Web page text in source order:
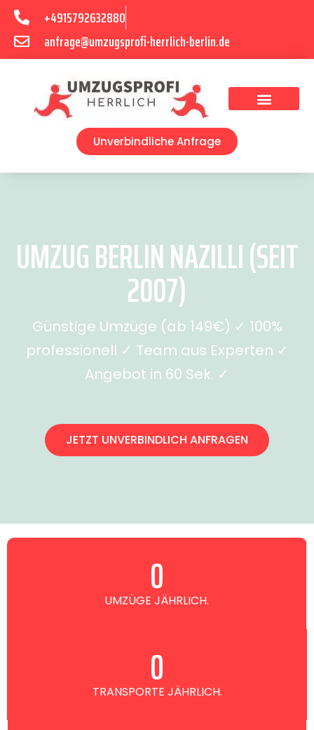
+4915792632880
anfrage@umzugsprofi-herrlich-berlin.de
Unverbindliche Anfrage
UMZUG BERLIN NAZILLI (SEIT
2007)
Günstige Umzüge (ab 149€) ✓ 100%
professionell ✓ Team aus Experten ✓
Angebot in 60 Sek. ✓
JETZT UNVERBINDLICH ANFRAGEN
UMZÜGE JÄHRLICH.
0
TRANSPORTE JÄHRLICH.
0